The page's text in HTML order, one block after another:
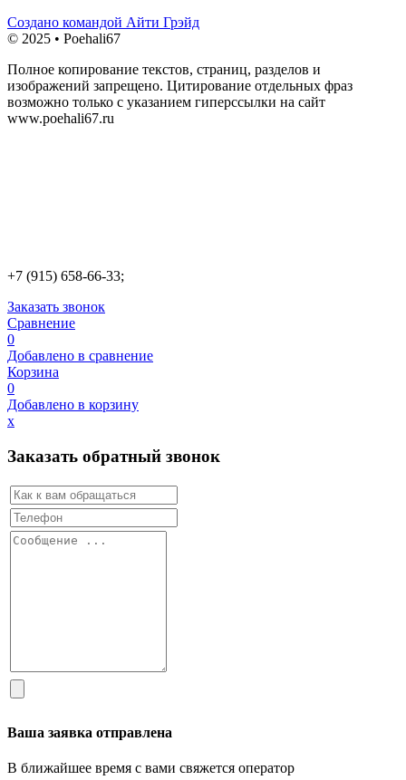
Создано командой Айти Грэйд
© 2025 • Poehali67
Полное копирование текстов, страниц, разделов и
изображений запрещено. Цитирование отдельных фраз
возможно только с указанием гиперссылки на сайт
www.poehali67.ru
+7 (915) 658-66-33;
Заказать звонок
Сравнение
0
Добавлено в сравнение
Корзина
0
Добавлено в корзину
х
Заказать обратный звонок
Ваша заявка отправлена
В ближайшее время с вами свяжется оператор